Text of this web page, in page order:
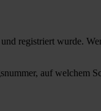
registriert wurde.
auf welchem